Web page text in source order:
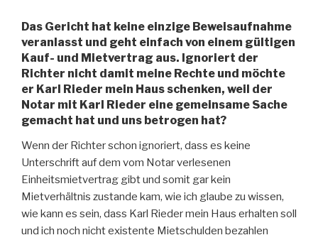
Das Gericht hat keine einzige Beweisaufnahme
veranlasst und geht einfach von einem gültigen
Kauf- und Mietvertrag aus. Ignoriert der
Richter nicht damit meine Rechte und möchte
er Karl Rieder mein Haus schenken, weil der
Notar mit Karl Rieder eine gemeinsame Sache
gemacht hat und uns betrogen hat?
Wenn der Richter schon ignoriert, dass es keine
Unterschrift auf dem vom Notar verlesenen
Einheitsmietvertrag gibt und somit gar kein
Mietverhältnis zustande kam, wie ich glaube zu wissen,
wie kann es sein, dass Karl Rieder mein Haus erhalten soll
und ich noch nicht existente Mietschulden bezahlen